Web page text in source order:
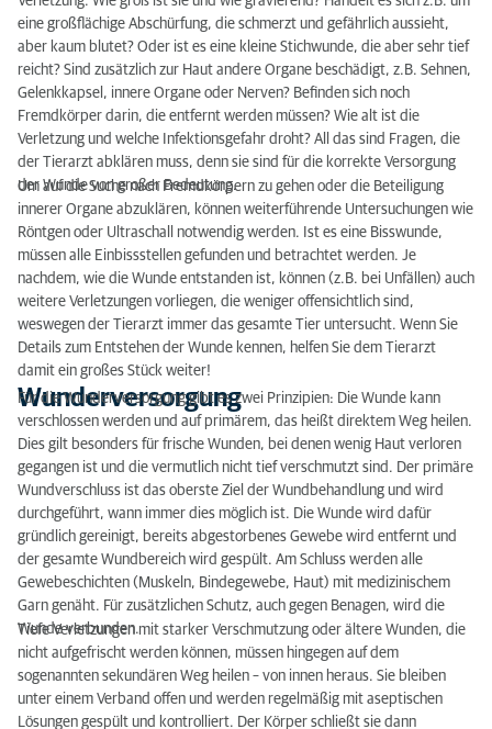
Wunderversorgung
Nachsorge
Wundversorgung nach Operationen
eine großflächige Abschürfung, die schmerzt und gefährlich aussieht,
aber kaum blutet? Oder ist es eine kleine Stichwunde, die aber sehr tief
reicht? Sind zusätzlich zur Haut andere Organe beschädigt, z.B. Sehnen,
Gelenkkapsel, innere Organe oder Nerven? Befinden sich noch
Fremdkörper darin, die entfernt werden müssen? Wie alt ist die
Verletzung und welche Infektionsgefahr droht? All das sind Fragen, die
der Tierarzt abklären muss, denn sie sind für die korrekte Versorgung
der Wunde von großer Bedeutung.
Um auf die Suche nach Fremdkörpern zu gehen oder die Beteiligung
innerer Organe abzuklären, können weiterführende Untersuchungen wie
Röntgen oder Ultraschall notwendig werden. Ist es eine Bisswunde,
müssen alle Einbissstellen gefunden und betrachtet werden. Je
nachdem, wie die Wunde entstanden ist, können (z.B. bei Unfällen) auch
weitere Verletzungen vorliegen, die weniger offensichtlich sind,
weswegen der Tierarzt immer das gesamte Tier untersucht. Wenn Sie
Details zum Entstehen der Wunde kennen, helfen Sie dem Tierarzt
damit ein großes Stück weiter!
Wunderversorgung
Für die Wunderversorgung gibt es zwei Prinzipien: Die Wunde kann
verschlossen werden und auf primärem, das heißt direktem Weg heilen.
Dies gilt besonders für frische Wunden, bei denen wenig Haut verloren
gegangen ist und die vermutlich nicht tief verschmutzt sind. Der primäre
Wundverschluss ist das oberste Ziel der Wundbehandlung und wird
durchgeführt, wann immer dies möglich ist. Die Wunde wird dafür
gründlich gereinigt, bereits abgestorbenes Gewebe wird entfernt und
der gesamte Wundbereich wird gespült. Am Schluss werden alle
Gewebeschichten (Muskeln, Bindegewebe, Haut) mit medizinischem
Garn genäht. Für zusätzlichen Schutz, auch gegen Benagen, wird die
Wunde verbunden.
Tiefe Verletzungen mit starker Verschmutzung oder ältere Wunden, die
nicht aufgefrischt werden können, müssen hingegen auf dem
sogenannten sekundären Weg heilen – von innen heraus. Sie bleiben
unter einem Verband offen und werden regelmäßig mit aseptischen
Lösungen gespült und kontrolliert. Der Körper schließt sie dann